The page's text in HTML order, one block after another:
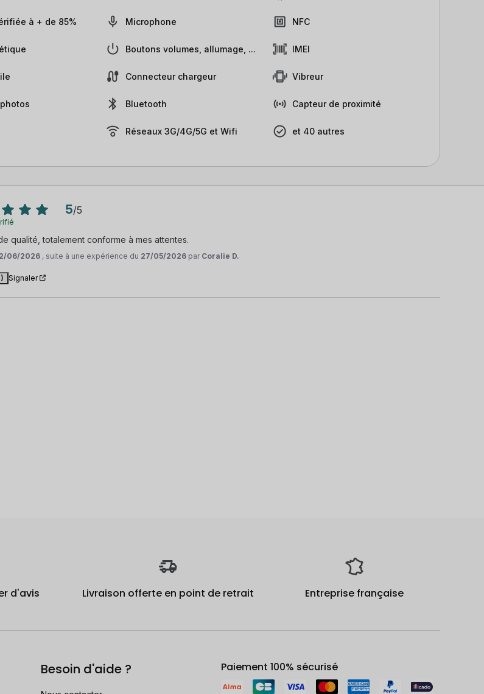
à + de 85% Microphone
Boutons volumes, allumage, ...
Connecteur chargeur
Bluetooth
Réseaux 3G/4G/5G et Wifi
NFC
IMEI
Vibreur
Capteur de proximité
et 40 autres
5/5
qualité, totalement conforme à mes attentes.
06/2026 , suite à une expérience du 27/05/2026 par Coralie D.
Signaler
d'avis Livraison offerte en point de retrait Entreprise française
Besoin d'aide ? Paiement 100% sécurisé